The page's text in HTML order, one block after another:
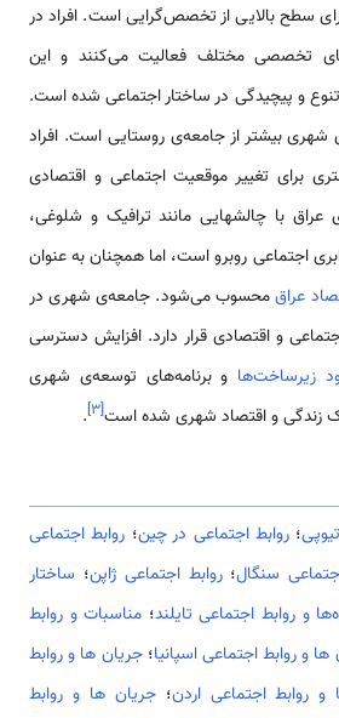
سطح بالایی از تخصص‌گرایی است. افراد در
تخصصی مختلف فعالیت می‌کنند و این
و پیچیدگی در ساختار اجتماعی شده است.
بیشتر از جامعه‌ی روستایی است. افراد
برای تغییر موقعیت اجتماعی و اقتصادی
با چالشهایی مانند ترافیک و شلوغی،
اجتماعی روبرو است، اما همچنان به عنوان
عراقمحسوب می‌شود. جامعه‌ی شهری در
و اقتصادی قرار دارد. افزایش دسترسی
زیرساخت‌ها و برنامه‌های توسعه‌ی شهری
زندگی و اقتصاد شهری شده است[۳]
.
؛ روابط اجتماعی در چین؛ روابط اجتماعی
سنگال؛روابط اجتماعی ژاپن؛ ساختار
و روابط اجتماعی تایلند؛ مناسبات و روابط
و روابط اجتماعی اسپانیا؛جریان ها و روابط
و روابط اجتماعی اردن؛جریان ها و روابط